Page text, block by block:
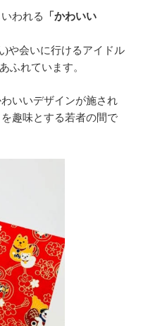
われる 「かわいい
)や会いに行けるアイドル
ふれています。
いいデザインが施され
趣味とする若者の間で